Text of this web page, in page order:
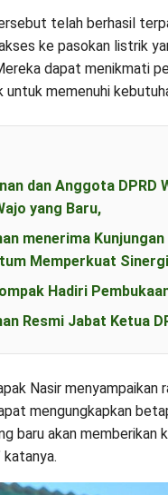
telah berhasil
ke pasokan listrik
dapat menikmati
memenuhi
dan Anggota DPRD
yang Baru,
menerima
Memperkuat Sinergi
Hadiri
Resmi Jabat Ketua
Nasir
mengungkapkan
baru akan memberikan
katanya.